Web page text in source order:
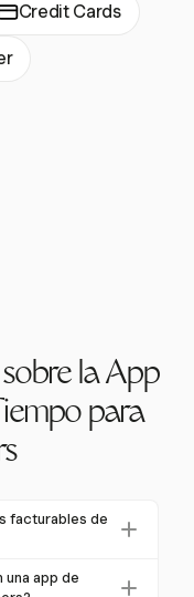
Credit Cards
la App
para
facturables de
facturables de
app de